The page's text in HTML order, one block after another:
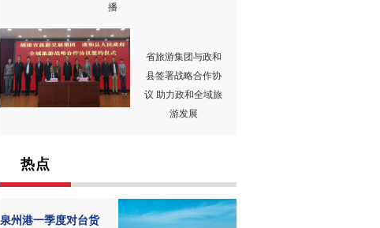
播
省旅游集团与政和
县签署战略合作协
议 助力政和全域旅
游发展
热点
泉州港一季度对台货